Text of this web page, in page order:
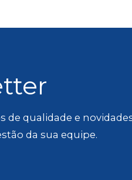
de qualidade e
da sua equipe.